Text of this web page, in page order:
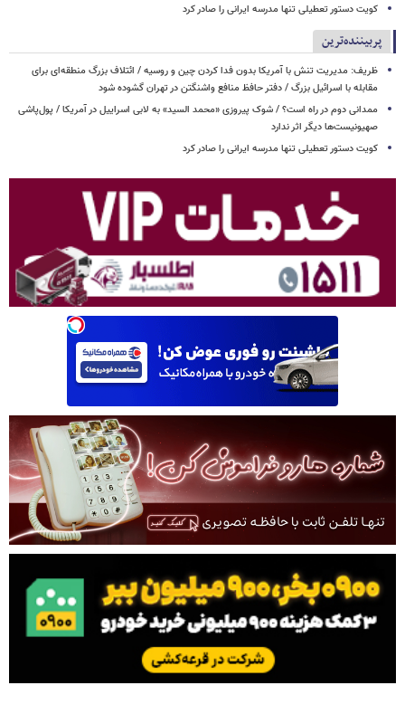
کویت دستور تعطیلی تنها مدرسه ایرانی را صادر کرد
پربیننده‌ترین
ظریف: مدیریت تنش با آمریکا بدون فدا کردن چین و روسیه / ائتلاف بزرگ منطقه‌ای برای
مقابله با اسرائیل بزرگ / دفتر حافظ منافع واشنگتن در تهران گشوده شود
ممدانی دوم در راه است؟ / شوک پیروزی «محمد السید» به لابی اسراییل در آمریکا / پول‌پاشی
صهیونیست‌ها دیگر اثر ندارد
کویت دستور تعطیلی تنها مدرسه ایرانی را صادر کرد